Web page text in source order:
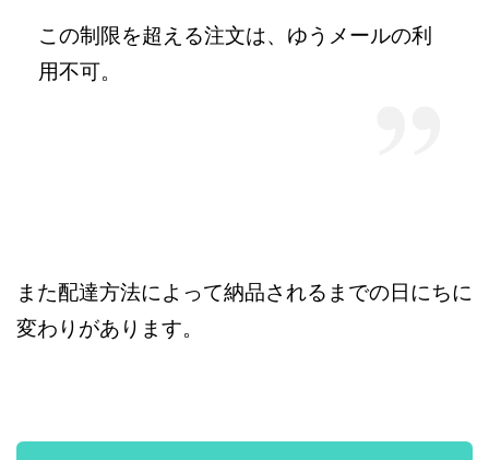
この制限を超える注文は、ゆうメールの利
用不可。
また配達方法によって納品されるまでの日にちに
変わりがあります。